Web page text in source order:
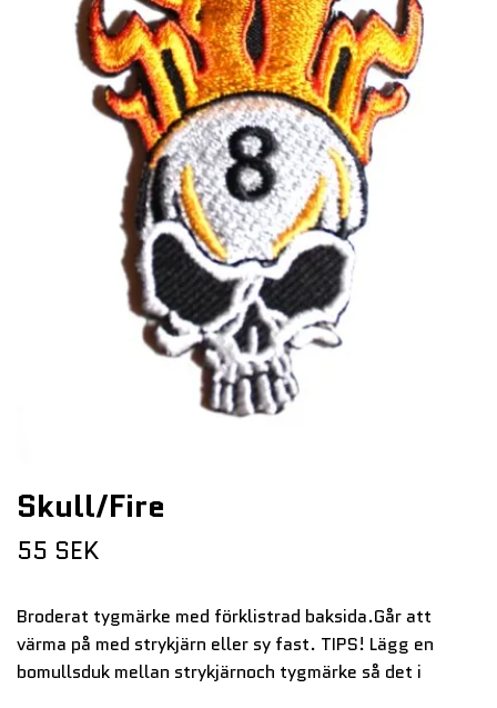
Skull/Fire
55 SEK
Broderat tygmärke med förklistrad baksida.Går att
värma på med strykjärn eller sy fast. TIPS! Lägg en
bomullsduk mellan strykjärnoch tygmärke så det i